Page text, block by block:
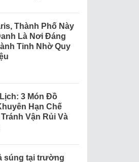
Thành Phố Này
Là Nơi Đáng
Tinh Nhờ Quy
3 Món Đồ
Hạn Chế
Vận Rủi Và
súng tại trường